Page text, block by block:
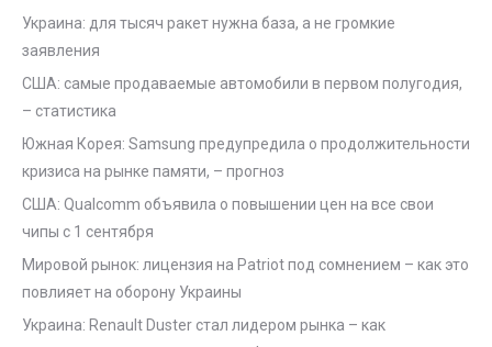
Украина: для тысяч ракет нужна база, а не громкие
заявления
США: самые продаваемые автомобили в первом полугодия,
– статистика
Южная Корея: Samsung предупредила о продолжительности
кризиса на рынке памяти, – прогноз
США: Qualcomm объявила о повышении цен на все свои
чипы с 1 сентября
Мировой рынок: лицензия на Patriot под сомнением – как это
повлияет на оборону Украины
Украина: Renault Duster стал лидером рынка – как